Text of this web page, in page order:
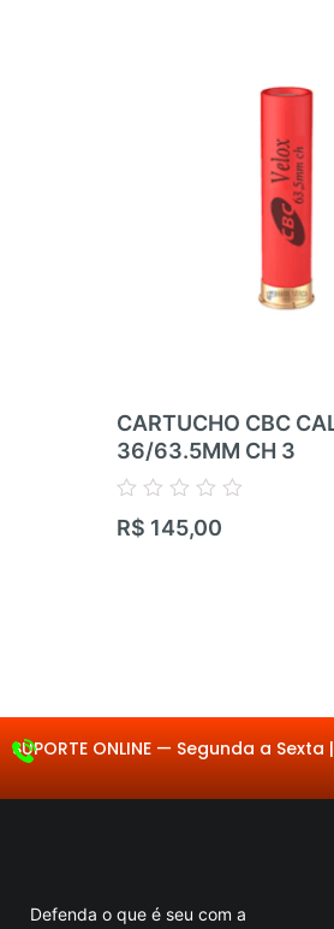
CARTUCHO CBC
36/63.5MM CH 3
Avaliação
0
R$ 145,00
SUPORTE ONLINE — |Entre em
Defenda o que é seu com a